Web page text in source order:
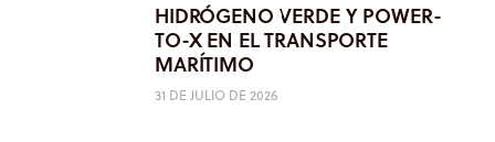
HIDRÓGENO VERDE Y POWER-
TO-X EN EL TRANSPORTE
MARÍTIMO
31 DE JULIO DE 2026